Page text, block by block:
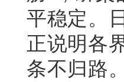
平稳定。
正说明各
条不归路